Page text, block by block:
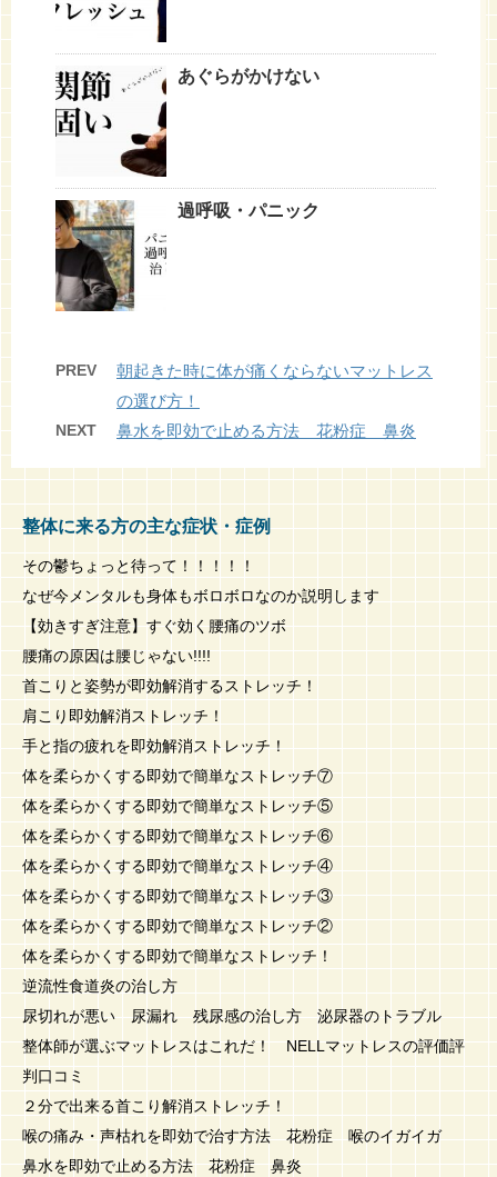
あぐらがかけない
過呼吸・パニック
PREV
朝起きた時に体が痛くならないマットレス
の選び方！
NEXT 鼻水を即効で止める方法 花粉症 鼻炎
整体に来る方の主な症状・症例
その鬱ちょっと待って！！！！！
なぜ今メンタルも身体もボロボロなのか説明します
【効きすぎ注意】すぐ効く腰痛のツボ
腰痛の原因は腰じゃない!!!!
首こりと姿勢が即効解消するストレッチ！
肩こり即効解消ストレッチ！
手と指の疲れを即効解消ストレッチ！
体を柔らかくする即効で簡単なストレッチ⑦
体を柔らかくする即効で簡単なストレッチ⑤
体を柔らかくする即効で簡単なストレッチ⑥
体を柔らかくする即効で簡単なストレッチ④
体を柔らかくする即効で簡単なストレッチ③
体を柔らかくする即効で簡単なストレッチ②
体を柔らかくする即効で簡単なストレッチ！
逆流性食道炎の治し方
尿切れが悪い 尿漏れ 残尿感の治し方 泌尿器のトラブル
整体師が選ぶマットレスはこれだ！ NELLマットレスの評価評
判口コミ
２分で出来る首こり解消ストレッチ！
喉の痛み・声枯れを即効で治す方法 花粉症 喉のイガイガ
鼻水を即効で止める方法 花粉症 鼻炎